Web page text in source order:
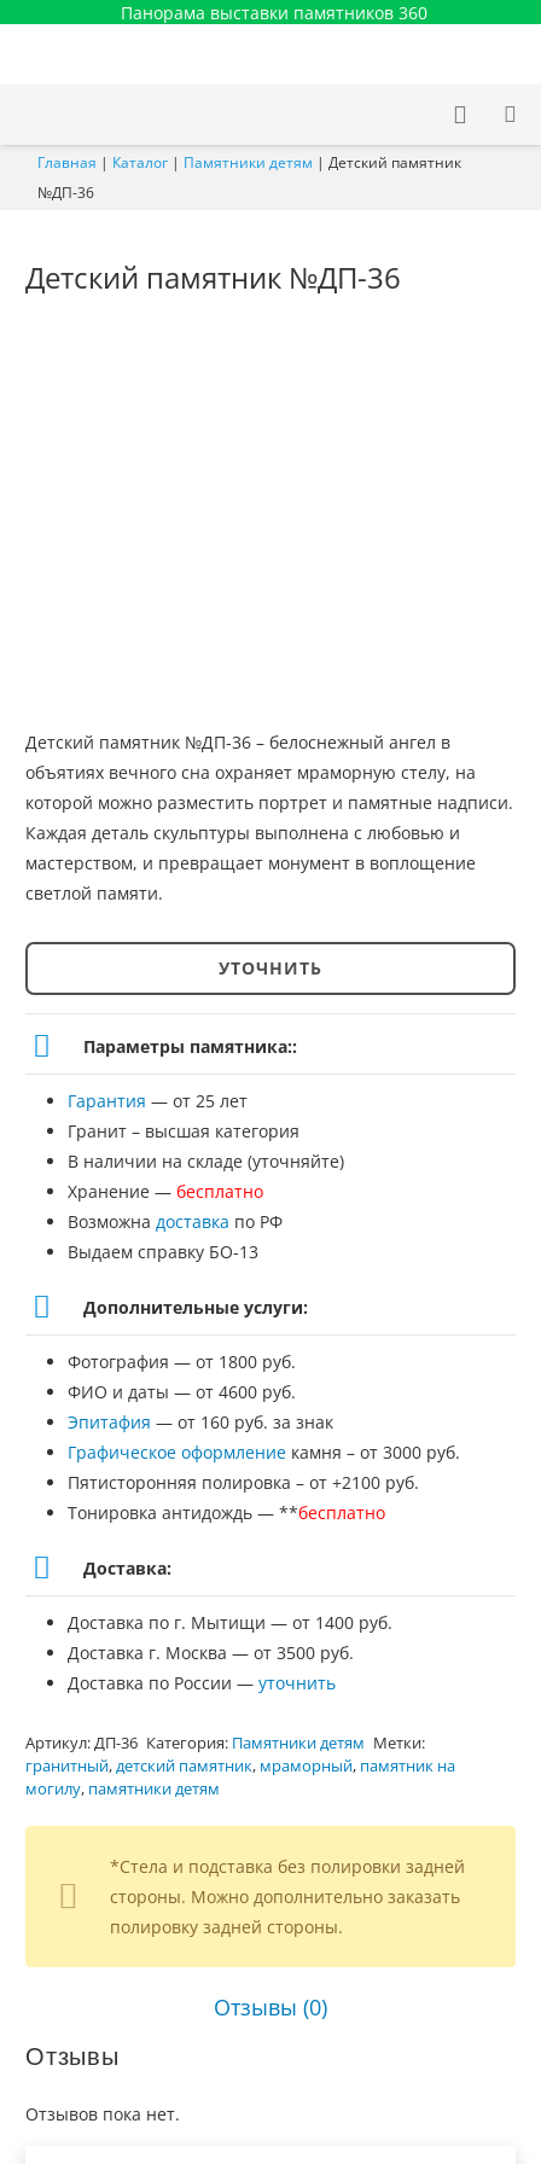
Панорама выставки памятников 360
Главная | Каталог | Памятники детям | Детский памятник
№ДП-36
Детский памятник №ДП-36
Детский памятник №ДП-36 – белоснежный ангел в
объятиях вечного сна охраняет мраморную стелу, на
которой можно разместить портрет и памятные надписи.
Каждая деталь скульптуры выполнена с любовью и
мастерством, и превращает монумент в воплощение
светлой памяти.
Количество
товара
Детский
памятник
№ДП-36
УТОЧНИТЬ
Параметры памятника::
Гарантия — от 25 лет
Гранит – высшая категория
В наличии на складе (уточняйте)
Хранение — бесплатно
Возможна доставка по РФ
Выдаем справку БО-13
Дополнительные услуги:
Фотография — от 1800 руб.
ФИО и даты — от 4600 руб.
Эпитафия — от 160 руб. за знак
Графическое оформление камня – от 3000 руб.
Пятисторонняя полировка – от +2100 руб.
Тонировка антидождь — **бесплатно
Доставка:
Доставка по г. Мытищи — от 1400 руб.
Доставка г. Москва — от 3500 руб.
Доставка по России — уточнить
Артикул:ДП-36 Категория: Памятники детям Метки:
гранитный,детский памятник, мраморный, памятник на
могилу, памятники детям
*Стела и подставка без полировки задней
стороны. Можно дополнительно заказать
полировку задней стороны.
Отзывы (0)
Отзывы
Отзывов пока нет.